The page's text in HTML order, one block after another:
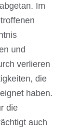
Im
und
verlieren
die
haben.
die
auch